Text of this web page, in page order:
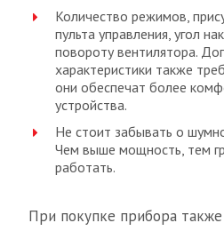
Количество режимов,
пульта управления, угол
повороту вентилятора.
характеристики также
они обеспечат более
устройства.
Не стоит забывать о
Чем выше мощность, тем
работать.
При покупке прибора